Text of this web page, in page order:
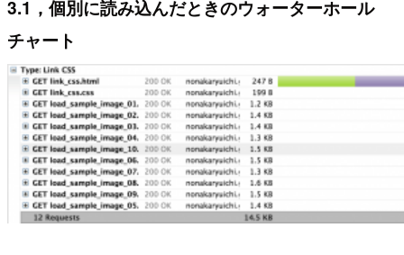
3.1，個別に読み込んだときのウォーターホール
チャート